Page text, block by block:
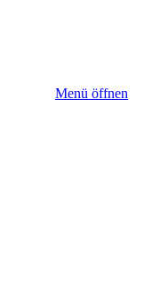
Menü öffnen